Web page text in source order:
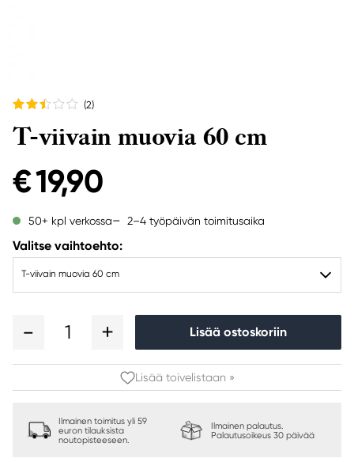
(2)
T-viivain muovia 60 cm
€ 19,90
50+ kpl verkossa 2–4 työpäivän toimitusaika
Valitse vaihtoehto:
T-viivain muovia 60 cm
1 Lisää ostoskoriin
Lisää toivelistaan »
Ilmainen toimitus yli 59
euron tilauksista
noutopisteeseen.
Ilmainen palautus.
Palautusoikeus 30 päivää